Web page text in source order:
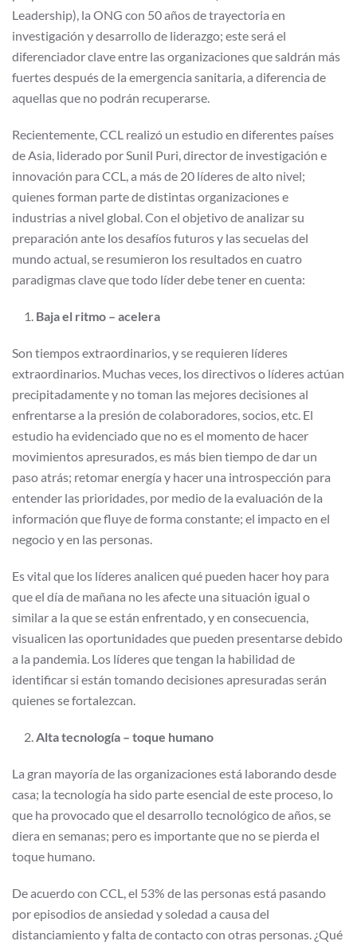
Leadership), la ONG con 50 años de trayectoria en
investigación y desarrollo de liderazgo; este será el
diferenciador clave entre las organizaciones que saldrán más
fuertes después de la emergencia sanitaria, a diferencia de
aquellas que no podrán recuperarse.
Recientemente, CCL realizó un estudio en diferentes países
de Asia, liderado por Sunil Puri, director de investigación e
innovación para CCL, a más de 20 líderes de alto nivel;
quienes forman parte de distintas organizaciones e
industrias a nivel global. Con el objetivo de analizar su
preparación ante los desafíos futuros y las secuelas del
mundo actual, se resumieron los resultados en cuatro
paradigmas clave que todo líder debe tener en cuenta:
Baja el ritmo – acelera
Son tiempos extraordinarios, y se requieren líderes
extraordinarios. Muchas veces, los directivos o líderes actúan
precipitadamente y no toman las mejores decisiones al
enfrentarse a la presión de colaboradores, socios, etc. El
estudio ha evidenciado que no es el momento de hacer
movimientos apresurados, es más bien tiempo de dar un
paso atrás; retomar energía y hacer una introspección para
entender las prioridades, por medio de la evaluación de la
información que fluye de forma constante; el impacto en el
negocio y en las personas.
Es vital que los líderes analicen qué pueden hacer hoy para
que el día de mañana no les afecte una situación igual o
similar a la que se están enfrentado, y en consecuencia,
visualicen las oportunidades que pueden presentarse debido
a la pandemia. Los líderes que tengan la habilidad de
identificar si están tomando decisiones apresuradas serán
quienes se fortalezcan.
Alta tecnología – toque humano
La gran mayoría de las organizaciones está laborando desde
casa; la tecnología ha sido parte esencial de este proceso, lo
que ha provocado que el desarrollo tecnológico de años, se
diera en semanas; pero es importante que no se pierda el
toque humano.
De acuerdo con CCL, el 53% de las personas está pasando
por episodios de ansiedad y soledad a causa del
distanciamiento y falta de contacto con otras personas. ¿Qué